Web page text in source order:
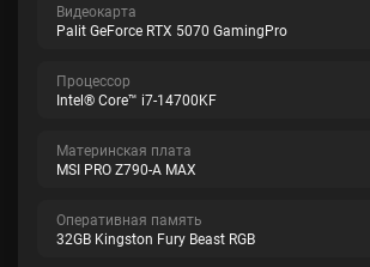
Видеокарта
Palit GeForce RTX 5070 GamingPro
Процессор
Intel® Core™ i7-14700KF
Материнская плата
MSI PRO Z790-A MAX
Оперативная память
32GB Kingston Fury Beast RGB